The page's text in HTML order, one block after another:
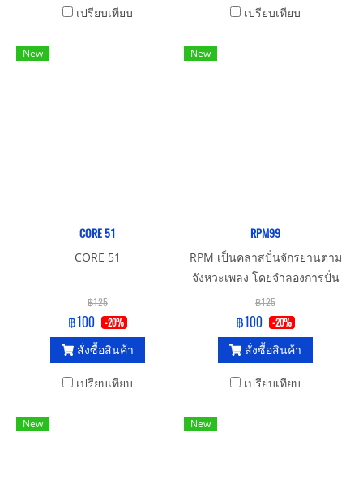
เพราะถ้าคนอายุมากๆมาเต้น
กับกระดูกข้อต่อส่วนต่างๆได้
เปรียบเทียบ เปรียบเทียบ
New
CORE 51
CORE 51
฿125
฿100 -20%
สั่งซื้อสินค้า
เปรียบเทียบ
New
RPM99
RPM เป็นคลาสปั่นจักรยานตาม
จังหวะเพลง โดยจำลองการปั่น
หลายๆแบบทั้งทางตรงขึ้นเขา
ลงเขา คลาสนี้ร่างกายจะเผา
ผลาญพลังงานได้ดีกว่าคลา
สอื่นๆของ les mills เหมาะ
สำหรับทุกเพศทุกวัย แต่ให้ระวัง
฿125
฿100 -20%
สั่งซื้อสินค้า
เปรียบเทียบ
New New